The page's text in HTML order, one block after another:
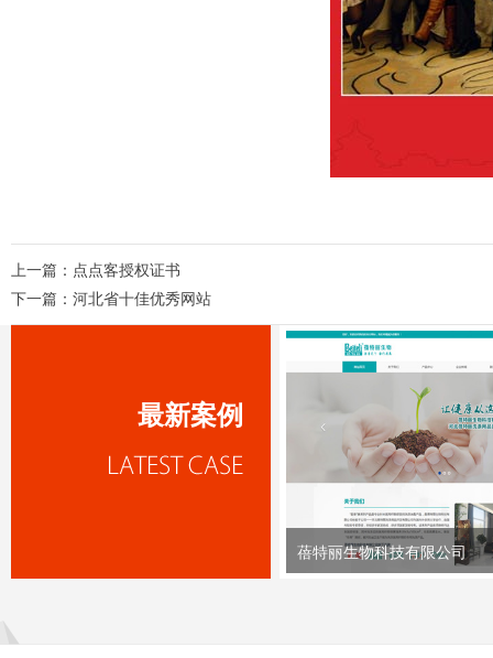
上一篇： 点点客授权证书
下一篇： 河北省十佳优秀网站
最新案例
蓓特丽生物科技有限公司